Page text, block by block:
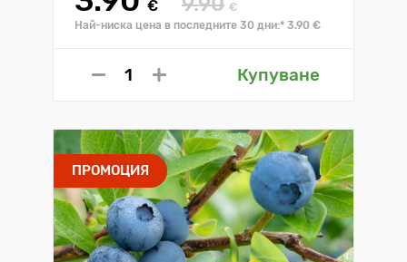
€
€
Най-ниска цена в последните 30 дни:* 3.90 €
Купуване
ПРОМОЦИЯ